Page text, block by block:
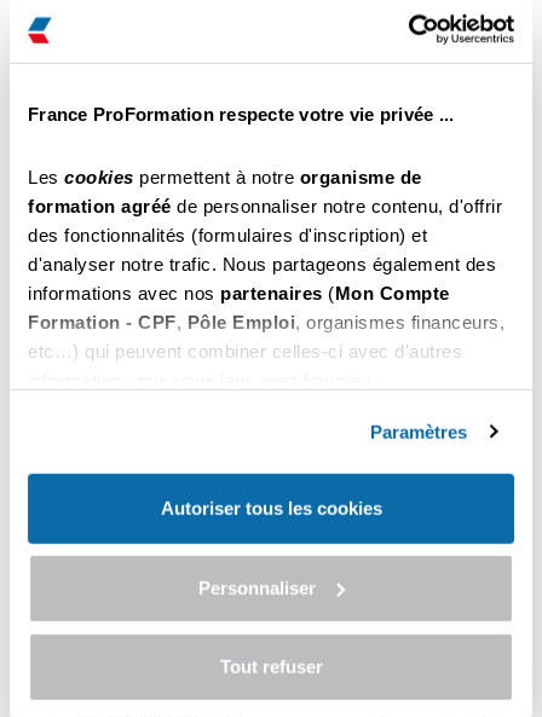
France ProFormation respecte votre vie privée ...
Les cookies permettent à notre organisme de
formation agréé de personnaliser notre contenu, d'offrir
des fonctionnalités (formulaires d'inscription) et
d'analyser notre trafic. Nous partageons également des
informations avec nos partenaires (Mon Compte
Formation - CPF
Pôle Emploi , organismes financeurs,
etc…) qui peuvent combiner celles-ci avec d'autres
Autoriser tous les cookies", vous
Paramètres
Autoriser tous les cookies
Personnaliser
Tout refuser
Choisir
Lorient
Il reste des places
Inscription par tél au
02 61 79 01 13
Choisir
du 02 au 04 Novembre 2026
Il reste des places
Inscription par tél au
459.00
du 09 au 11 Novembre 2026
Inscription par tél au
459
du 16 au 18 Novembre 2026
Il reste des places
459